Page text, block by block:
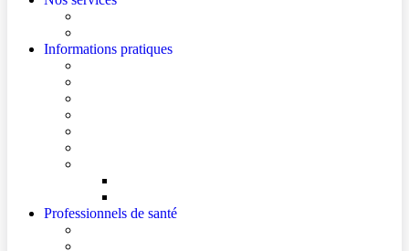
Informations pratiques
Professionnels de santé